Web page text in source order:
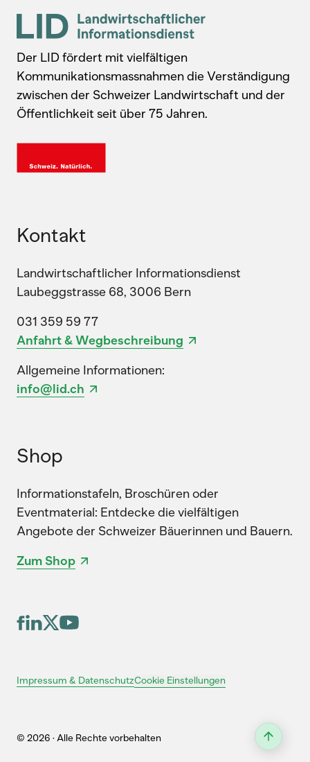
Der LID fördert mit vielfältigen
Kommunikationsmassnahmen die Verständigung
zwischen der Schweizer Landwirtschaft und der
Öffentlichkeit seit über 75 Jahren.
Kontakt
Landwirtschaftlicher Informationsdienst
Laubeggstrasse 68, 3006 Bern
031 359 59 77
Anfahrt & Wegbeschreibung
Allgemeine Informationen:
info@lid.ch
Shop
Informationstafeln, Broschüren oder
Eventmaterial: Entdecke die vielfältigen
Angebote der Schweizer Bäuerinnen und Bauern.
Zum Shop
Impressum & DatenschutzCookie Einstellungen
© 2026 · Alle Rechte vorbehalten